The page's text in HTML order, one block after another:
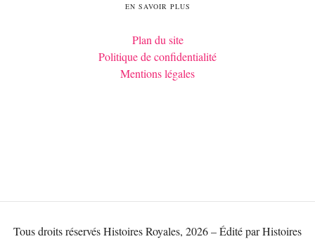
EN SAVOIR PLUS
Plan du site
Politique de confidentialité
Mentions légales
Tous droits réservés Histoires Royales, 2026 – Édité par Histoires